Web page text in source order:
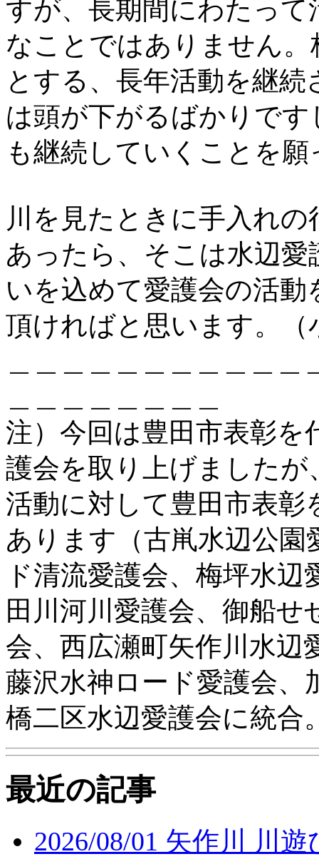
すが、長期間にわたっ
なことではありません
とする、長年活動を継
は頭が下がるばかりで
も継続していくことを
川を見たときに手入れ
あったら、そこは水辺
いを込めて愛護会の活
頂ければと思います。（
注）今回は豊田市表彰を
護会を取り上げました
活動に対して豊田市表
あります（古鼡水辺公
ド清流愛護会、梅坪水
田川河川愛護会、御船
会、西広瀬町矢作川水辺
藤沢水神ロード愛護会
橋二区水辺愛護会に統合
最近の記事
2026/08/01 矢作川 川遊